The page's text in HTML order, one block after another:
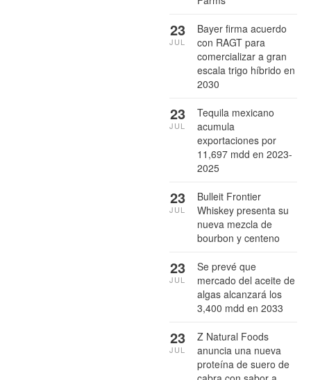
Bayer firma acuerdo
con RAGT para
comercializar a gran
escala trigo híbrido en
2030
23
JUL
Tequila mexicano
acumula
exportaciones por
11,697 mdd en 2023-
2025
23
JUL
Bulleit Frontier
Whiskey presenta su
nueva mezcla de
bourbon y centeno
23
JUL
Se prevé que
mercado del aceite de
algas alcanzará los
3,400 mdd en 2033
23
JUL
Z Natural Foods
anuncia una nueva
proteína de suero de
23
JUL